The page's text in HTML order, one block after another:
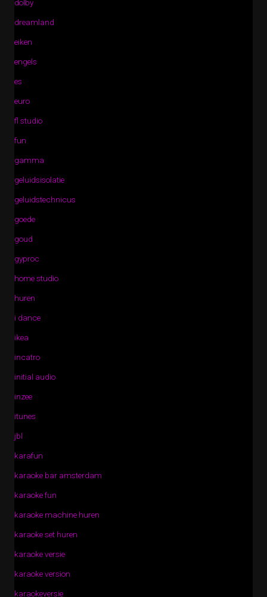
dolby
dreamland
eiken
engels
es
euro
fl studio
fun
gamma
geluidsisolatie
geluidstechnicus
goede
goud
gyproc
home studio
huren
i dance
ikea
incatro
initial audio
inzee
itunes
jbl
karafun
karaoke bar amsterdam
karaoke fun
karaoke machine huren
karaoke set huren
karaoke versie
karaoke version
karaokeversie